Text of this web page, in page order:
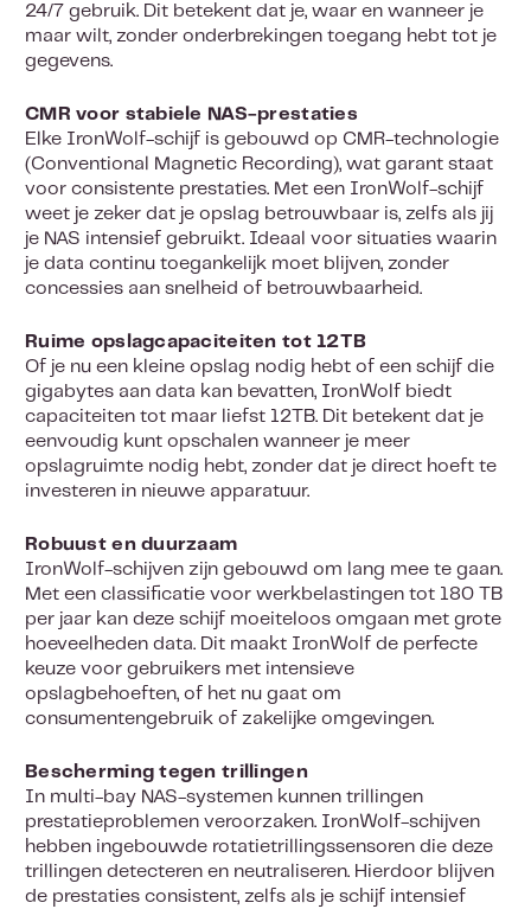
24/7 gebruik. Dit betekent dat je, waar en wanneer je
maar wilt, zonder onderbrekingen toegang hebt tot je
gegevens.
CMR voor stabiele NAS-prestaties
Elke IronWolf-schijf is gebouwd op CMR-technologie
(Conventional Magnetic Recording), wat garant staat
voor consistente prestaties. Met een IronWolf-schijf
weet je zeker dat je opslag betrouwbaar is, zelfs als jij
je NAS intensief gebruikt. Ideaal voor situaties waarin
je data continu toegankelijk moet blijven, zonder
concessies aan snelheid of betrouwbaarheid.
Ruime opslagcapaciteiten tot 12TB
Of je nu een kleine opslag nodig hebt of een schijf die
gigabytes aan data kan bevatten, IronWolf biedt
capaciteiten tot maar liefst 12TB. Dit betekent dat je
eenvoudig kunt opschalen wanneer je meer
opslagruimte nodig hebt, zonder dat je direct hoeft te
investeren in nieuwe apparatuur.
Robuust en duurzaam
IronWolf-schijven zijn gebouwd om lang mee te gaan.
Met een classificatie voor werkbelastingen tot 180 TB
per jaar kan deze schijf moeiteloos omgaan met grote
hoeveelheden data. Dit maakt IronWolf de perfecte
keuze voor gebruikers met intensieve
opslagbehoeften, of het nu gaat om
consumentengebruik of zakelijke omgevingen.
Bescherming tegen trillingen
In multi-bay NAS-systemen kunnen trillingen
prestatieproblemen veroorzaken. IronWolf-schijven
hebben ingebouwde rotatietrillingssensoren die deze
trillingen detecteren en neutraliseren. Hierdoor blijven
de prestaties consistent, zelfs als je schijf intensief